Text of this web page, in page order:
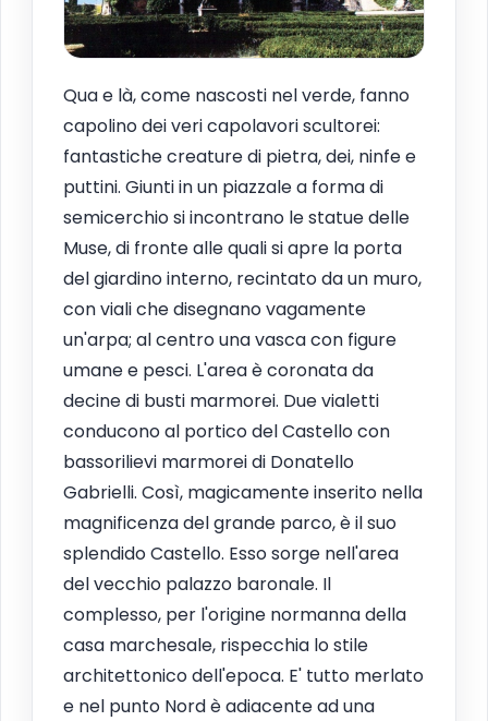
Qua e là, come nascosti nel verde, fanno
capolino dei veri capolavori scultorei:
fantastiche creature di pietra, dei, ninfe e
puttini. Giunti in un piazzale a forma di
semicerchio si incontrano le statue delle
Muse, di fronte alle quali si apre la porta
del giardino interno, recintato da un muro,
con viali che disegnano vagamente
un'arpa; al centro una vasca con figure
umane e pesci. L'area è coronata da
decine di busti marmorei. Due vialetti
conducono al portico del Castello con
bassorilievi marmorei di Donatello
Gabrielli. Così, magicamente inserito nella
magnificenza del grande parco, è il suo
splendido Castello. Esso sorge nell'area
del vecchio palazzo baronale. Il
complesso, per l'origine normanna della
casa marchesale, rispecchia lo stile
architettonico dell'epoca. E' tutto merlato
e nel punto Nord è adiacente ad una